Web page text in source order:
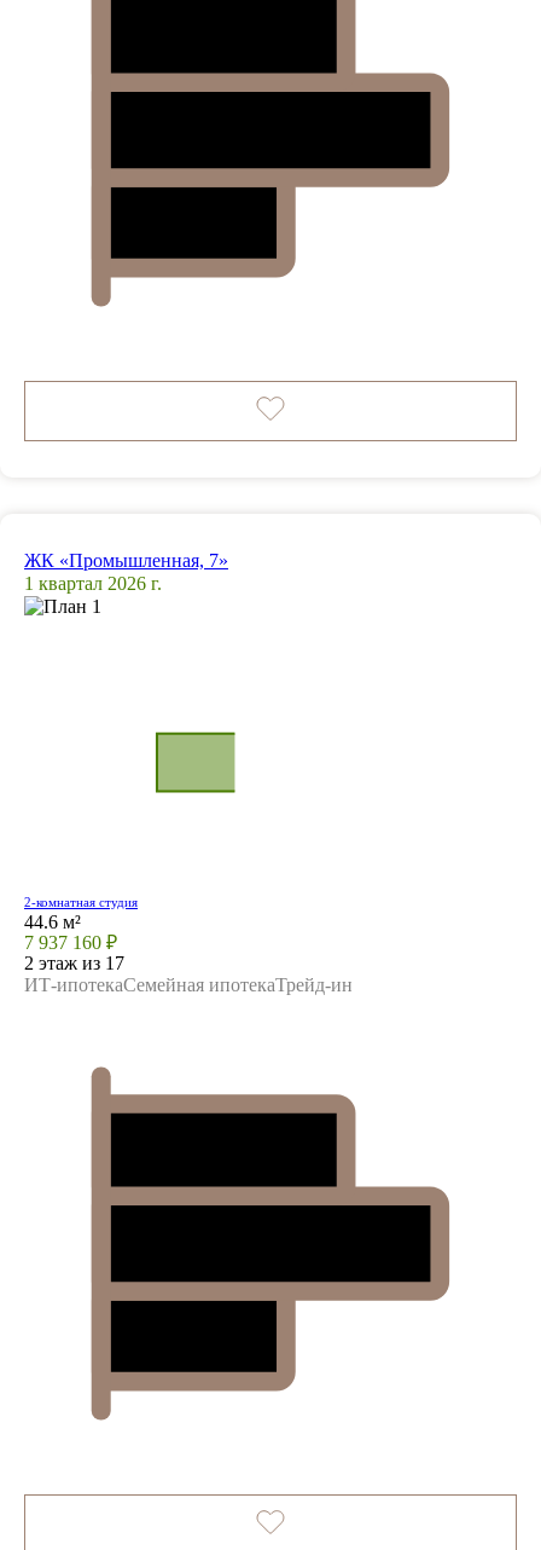
ЖК «Промышленная, 7»
1 квартал 2026 г.
2-комнатная студия
44.6 м²
7 937 160 ₽
2 этаж из 17
ИТ-ипотекаСемейная ипотекаТрейд-ин